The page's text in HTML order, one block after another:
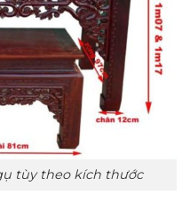
tùy theo kích thước